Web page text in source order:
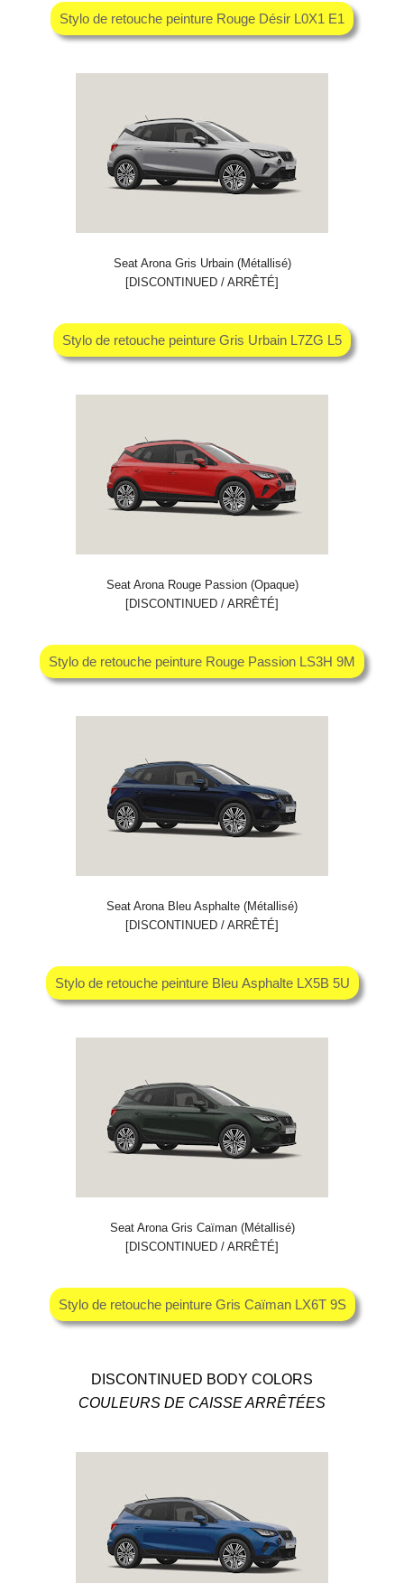
Stylo de retouche peinture Rouge Désir L0X1 E1
Seat Arona Gris Urbain (Métallisé)
[DISCONTINUED / ARRÊTÉ]
Stylo de retouche peinture Gris Urbain L7ZG L5
Seat Arona Rouge Passion (Opaque)
[DISCONTINUED / ARRÊTÉ]
Stylo de retouche peinture Rouge Passion LS3H 9M
Seat Arona Bleu Asphalte (Métallisé)
[DISCONTINUED / ARRÊTÉ]
Stylo de retouche peinture Bleu Asphalte LX5B 5U
Seat Arona Gris Caïman (Métallisé)
[DISCONTINUED / ARRÊTÉ]
Stylo de retouche peinture Gris Caïman LX6T 9S
DISCONTINUED BODY COLORS
COULEURS DE CAISSE ARRÊTÉES